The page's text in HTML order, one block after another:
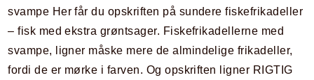
svampe Her får du opskriften på sundere fiskefrikadeller
– fisk med ekstra grøntsager. Fiskefrikadellerne med
svampe, ligner måske mere de almindelige frikadeller,
fordi de er mørke i farven. Og opskriften ligner RIGTIG